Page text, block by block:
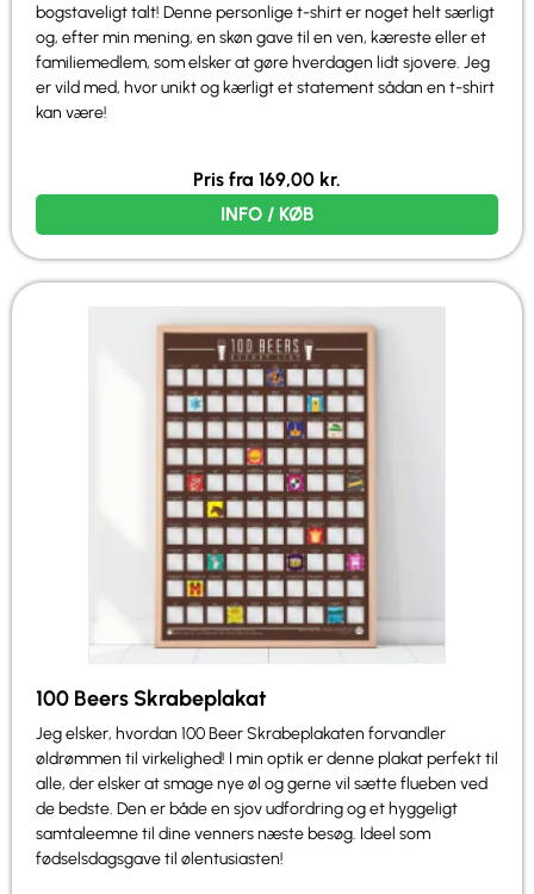
bogstaveligt talt! Denne personlige t-shirt er noget helt særligt
og, efter min mening, en skøn gave til en ven, kæreste eller et
familiemedlem, som elsker at gøre hverdagen lidt sjovere. Jeg
er vild med, hvor unikt og kærligt et statement sådan en t-shirt
kan være!
Pris fra 169,00 kr.
INFO / KØB
100 Beers Skrabeplakat
Jeg elsker, hvordan 100 Beer Skrabeplakaten forvandler
øldrømmen til virkelighed! I min optik er denne plakat perfekt til
alle, der elsker at smage nye øl og gerne vil sætte flueben ved
de bedste. Den er både en sjov udfordring og et hyggeligt
samtaleemne til dine venners næste besøg. Ideel som
fødselsdagsgave til ølentusiasten!